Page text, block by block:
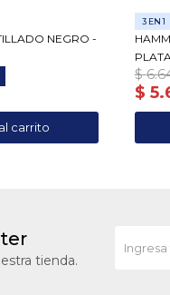
NEGRO -
3 EN 1
$
$
tienda.